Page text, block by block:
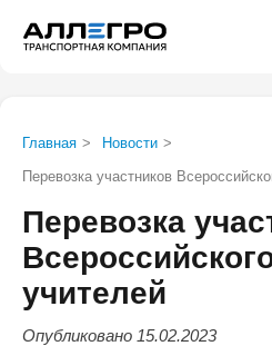
Главная > Новости >
Перевозка участников
Перевозка
учителей
Опубликовано 15.02.2023